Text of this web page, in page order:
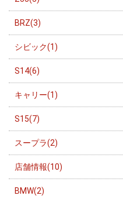
BRZ(3)
シビック(1)
S14(6)
キャリー(1)
S15(7)
スープラ(2)
店舗情報(10)
BMW(2)